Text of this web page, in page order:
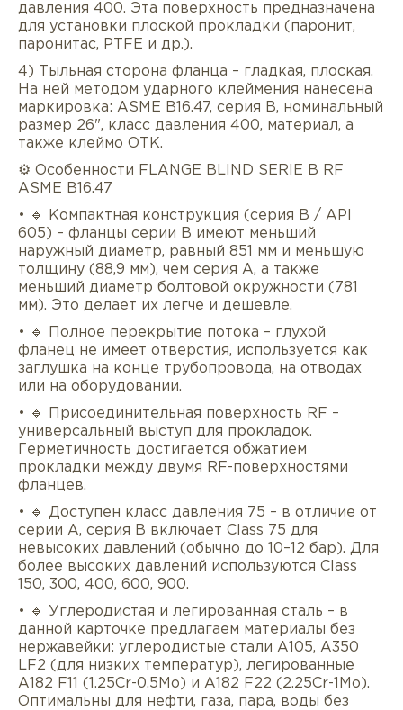
давления 400. Эта поверхность предназначена
для установки плоской прокладки (паронит,
паронитас, PTFE и др.).
4) Тыльная сторона фланца – гладкая, плоская.
На ней методом ударного клеймения нанесена
маркировка: ASME B16.47, серия B, номинальный
размер 26", класс давления 400, материал, а
также клеймо ОТК.
⚙️ Особенности FLANGE BLIND SERIE B RF
ASME B16.47
• 🔹 Компактная конструкция (серия B / API
605) – фланцы серии B имеют меньший
наружный диаметр, равный 851 мм и меньшую
толщину (88,9 мм), чем серия A, а также
меньший диаметр болтовой окружности (781
мм). Это делает их легче и дешевле.
• 🔹 Полное перекрытие потока – глухой
фланец не имеет отверстия, используется как
заглушка на конце трубопровода, на отводах
или на оборудовании.
• 🔹 Присоединительная поверхность RF –
универсальный выступ для прокладок.
Герметичность достигается обжатием
прокладки между двумя RF-поверхностями
фланцев.
• 🔹 Доступен класс давления 75 – в отличие от
серии A, серия B включает Class 75 для
невысоких давлений (обычно до 10–12 бар). Для
более высоких давлений используются Class
150, 300, 400, 600, 900.
• 🔹 Углеродистая и легированная сталь – в
данной карточке предлагаем материалы без
нержавейки: углеродистые стали A105, A350
LF2 (для низких температур), легированные
A182 F11 (1.25Cr-0.5Mo) и A182 F22 (2.25Cr-1Mo).
Оптимальны для нефти, газа, пара, воды без